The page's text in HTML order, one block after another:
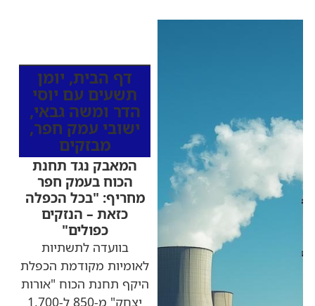
דף הבית, יומן
תשעים עם יוסי
הדר ומשה גבאי,
ישובי עמק חפר,
מבזקים
המאבק נגד תחנת
הכוח בעמק חפר
מחריף: "בכל הכפלה
כזאת – הנזקים
כפולים"
בוועדה לתשתיות
לאומיות מקודמת הכפלת
היקף תחנת הכוח "אורות
יצחק" מ-850 ל-1,700